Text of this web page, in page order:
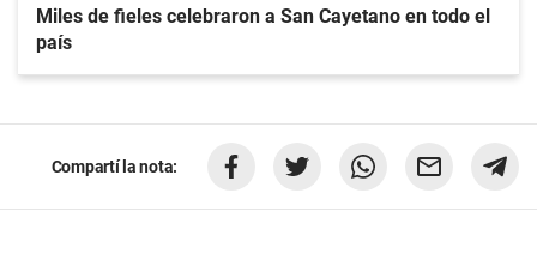
Miles de fieles celebraron a San Cayetano en todo el
país
Compartí la nota: